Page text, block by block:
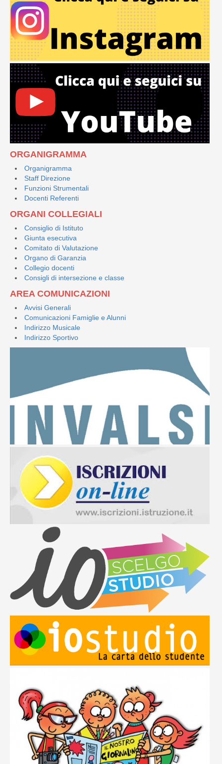
ORGANIGRAMMA
Organigramma
Staff Direzione
Funzioni Strumentali
Docenti Referenti
ORGANI COLLEGIALI
Consiglio di Istituto
Giunta esecutiva
Comitato di Valutazione
Organo di Garanzia
Collegio docenti
Consigli di intersezione e classe
AREA COMUNICAZIONI
Avvisi Generali
Comunicazioni Famiglie e Alunni
Indirizzo Musicale
Indirizzo Sportivo